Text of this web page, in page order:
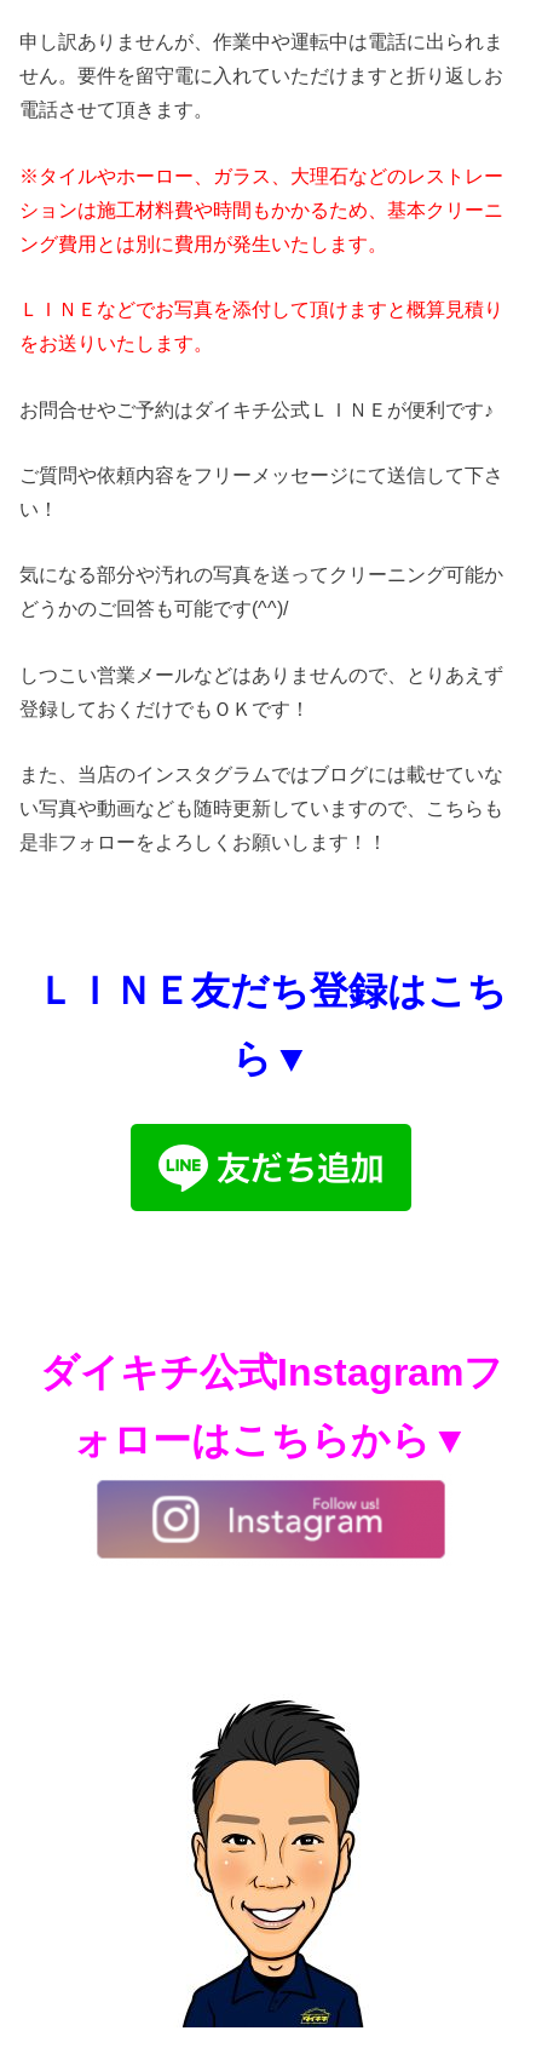
申し訳ありませんが、作業中や運転中は電話に出られま
せん。要件を留守電に入れていただけますと折り返しお
電話させて頂きます。
※タイルやホーロー、ガラス、大理石などのレストレー
ションは施工材料費や時間もかかるため、基本クリーニ
ング費用とは別に費用が発生いたします。
ＬＩＮＥなどでお写真を添付して頂けますと概算見積り
をお送りいたします。
お問合せやご予約はダイキチ公式ＬＩＮＥが便利です♪
ご質問や依頼内容をフリーメッセージにて送信して下さ
い！
気になる部分や汚れの写真を送ってクリーニング可能か
どうかのご回答も可能です(^^)/
しつこい営業メールなどはありませんので、とりあえず
登録しておくだけでもＯＫです！
また、当店のインスタグラムではブログには載せていな
い写真や動画なども随時更新していますので、こちらも
是非フォローをよろしくお願いします！！
ＬＩＮＥ友だち登録はこち
ら▼
ダイキチ公式Instagramフ
ォローはこちらから▼